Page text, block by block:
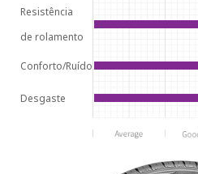
Resistência
de rolamento
Conforto/Ruído
Desgaste